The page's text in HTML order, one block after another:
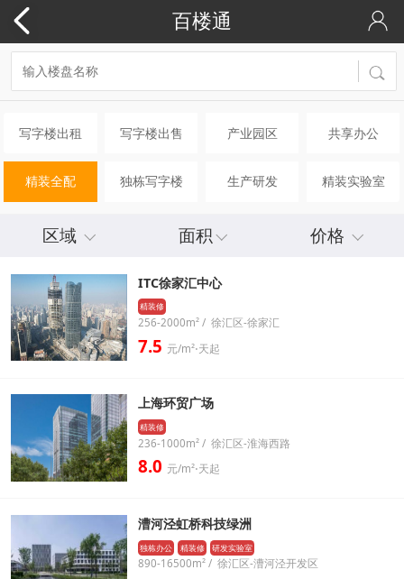
百楼通
写字楼出租 写字楼出售 产业园区 共享办公
精装全配 独栋写字楼 生产研发 精装实验室
区域 面积 价格
ITC徐家汇中心
精装修
256-2000m² / 徐汇区-徐家汇
7.5 元/m²⋅天起
上海环贸广场
精装修
236-1000m² / 徐汇区-淮海西路
8.0 元/m²⋅天起
漕河泾虹桥科技绿洲
独栋办公 精装修 研发实验室
890-16500m² / 徐汇区-漕河泾开发区